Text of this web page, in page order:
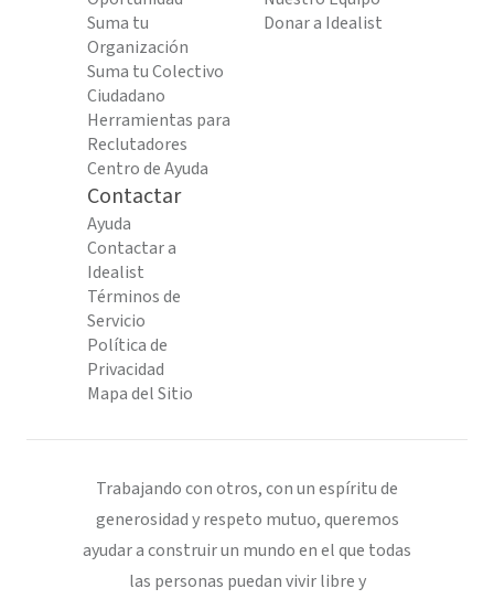
Suma tu
Organización
Suma tu Colectivo
Ciudadano
Herramientas para
Reclutadores
Centro de Ayuda
Donar a Idealist
Contactar
Ayuda
Contactar a
Idealist
Términos de
Servicio
Política de
Privacidad
Mapa del Sitio
Trabajando con otros, con un espíritu de
generosidad y respeto mutuo, queremos
ayudar a construir un mundo en el que todas
las personas puedan vivir libre y